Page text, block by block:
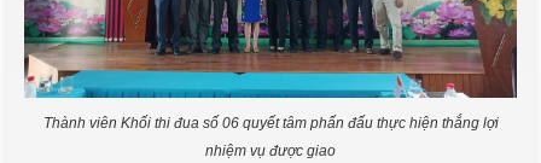
Thành viên Khối thi đua số 06 quyết tâm phấn đấu thực hiện thắng lợi
nhiệm vụ được giao